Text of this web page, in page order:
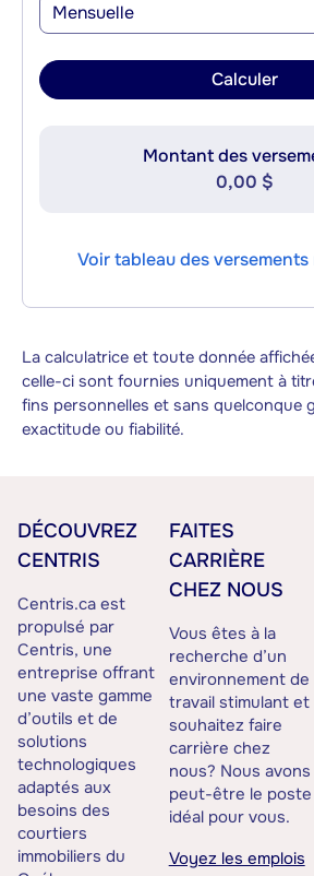
Mensuelle
Calculer
Montant des
0,00 $
Voir tableau des versements
La calculatrice et toute donnée
celle-ci sont fournies uniquement à
fins personnelles et sans quelconque
exactitude ou fiabilité.
DÉCOUVREZ
CENTRIS
Centris.ca est
propulsé par
Centris, une
entreprise offrant
une vaste gamme
d’outils et de
solutions
technologiques
adaptés aux
besoins des
courtiers
immobiliers du
FAITES
CARRIÈRE
CHEZ NOUS
Vous êtes à la
recherche d’un
environnement de
travail stimulant et
souhaitez faire
carrière chez
nous? Nous avons
peut-être le poste
idéal pour vous.
Voyez les emplois